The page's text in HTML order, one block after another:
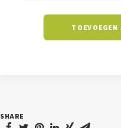
TOEVOEGEN
SHARE